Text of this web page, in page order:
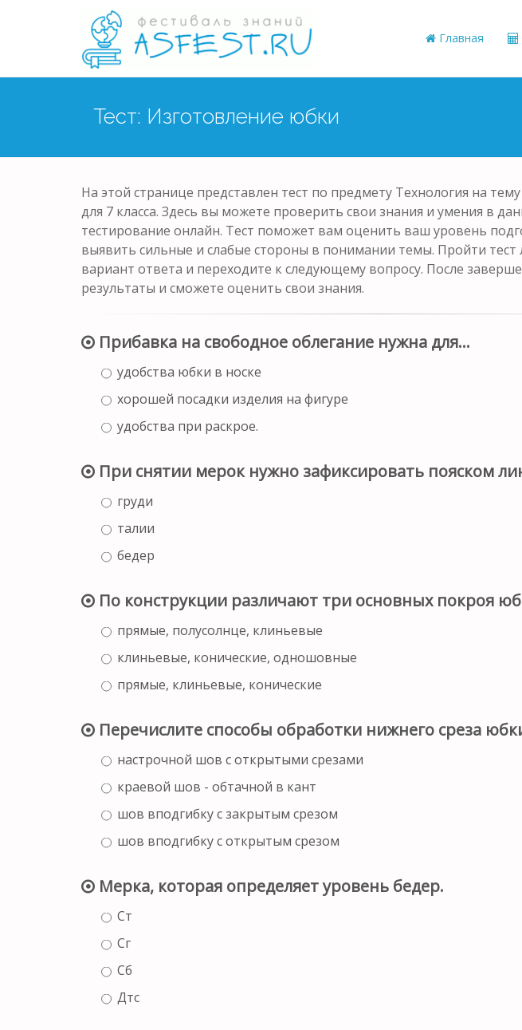
Главная
Тест: Изготовление юбки
На этой странице представлен тест по предмету Технология на
для 7 класса. Здесь вы можете проверить свои знания и умения в
тестирование онлайн. Тест поможет вам оценить ваш уровень
выявить сильные и слабые стороны в понимании темы. Пройти тест
вариант ответа и переходите к следующему вопросу. После
результаты и сможете оценить свои знания.
Прибавка на свободное облегание нужна для...
удобства юбки в носке
хорошей посадки изделия на фигуре
удобства при раскрое.
При снятии мерок нужно зафиксировать пояском
груди
талии
бедер
По конструкции различают три основных покроя
прямые, полусолнце, клиньевые
клиньевые, конические, одношовные
прямые, клиньевые, конические
Перечислите способы обработки нижнего среза
настрочной шов с открытыми срезами
краевой шов - обтачной в кант
шов вподгибку с закрытым срезом
шов вподгибку с открытым срезом
Мерка, которая определяет уровень бедер.
Ст
Сг
Сб
Дтс